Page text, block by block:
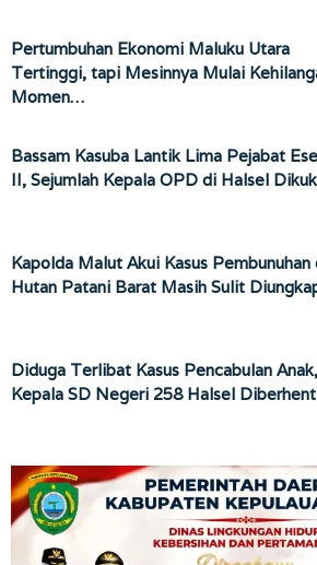
Pertumbuhan Ekonomi Maluku Utara
Tertinggi, tapi Mesinnya Mulai
Momen…
Bassam Kasuba Lantik Lima Pejabat
II, Sejumlah Kepala OPD di Halsel
Kapolda Malut Akui Kasus Pembunuhan
Hutan Patani Barat Masih Sulit
Diduga Terlibat Kasus Pencabulan Anak,
Kepala SD Negeri 258 Halsel